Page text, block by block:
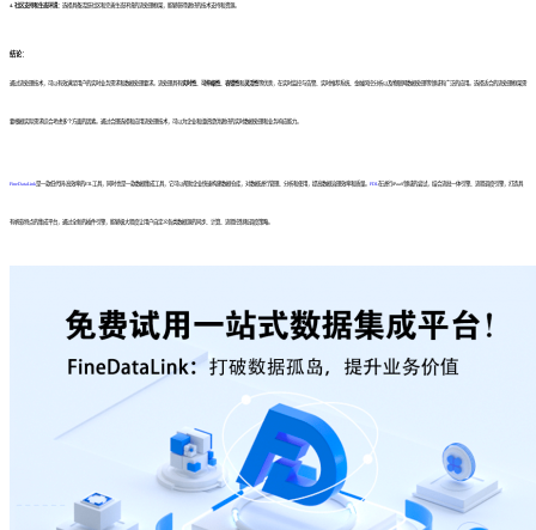
4. 社区支持和生态环境： 选择具备活跃社区和完善生态环境的流处理框架，能够获得更好的技术支持和资源。
结论：
通过流处理技术，可以有效满足用户的实时业务需求和数据处理要求。流处理具有实时性 可伸缩性 容错性和 灵活性等优势，在实时监控与告警、实时推荐系统、金融风控分析以及物联网数据处理等领域有广泛的应用。选择适合的流处理框架需
要根据实际需求综合考虑多个方面的因素。通过合理选择和应用流处理技术，可以为企业和组织提供更好的实时数据处理和业务响应能力。
FineDataLink是一款低代码/高效率的ETL工具，同时也是一款数据集成工具，它可以帮助企业快速构建数据仓库，对数据进行管理、分析和使用，提高数据治理效率和质量。 FDL在进行iPaaS领域的尝试，结合流批一体引擎、流程调度引擎，打造具
有帆软特点的集成平台，通过全新的插件引擎，能够极大程度让用户自定义各类数据源的同步、计算、流程控制和调度策略。